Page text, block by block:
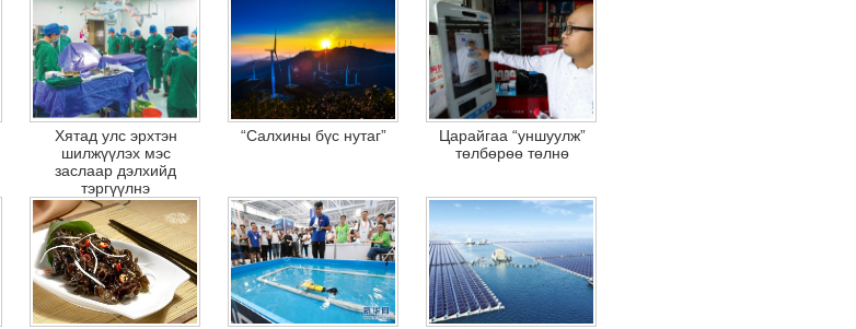
Хятад улс эрхтэн
шилжүүлэх мэс
заслаар дэлхийд
тэргүүлнэ
“Салхины бүс нутаг”
Царайгаа “уншуулж”
төлбөрөө төлнө